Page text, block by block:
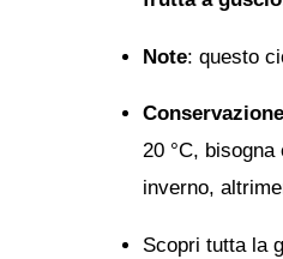
Note: questo
Conservazione
20 °C,
inverno,
Scopri tutta la